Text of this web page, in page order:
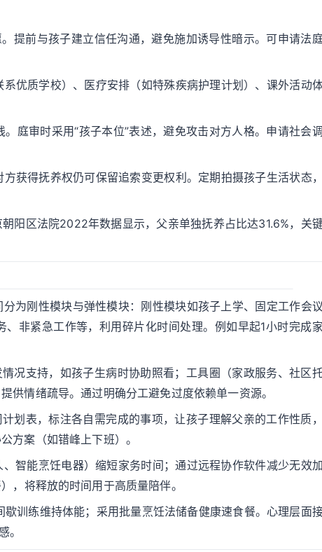
提前与孩子建立信任沟通，避免施加诱导性暗示。可申请法
优质学校）、医疗安排（如特殊疾病护理计划）、课外活动
庭审时采用“孩子本位”表述，避免攻击对方人格。申请社会调
获得抚养权仍可保留追索变更权利。定期拍摄孩子生活状态，
阳区法院2022年数据显示，父亲单独抚养占比达31.6%，关
为刚性模块与弹性模块：刚性模块如孩子上学、固定工作会议
非紧急工作等，利用碎片化时间处理。例如早起1小时完成家
况支持，如孩子生病时协助照看；工具圈（家政服务、社区
供情绪疏导。通过明确分工避免过度依赖单一资源。
划表，标注各自需完成的事项，让孩子理解父亲的工作性质，
方案（如错峰上下班）。
智能烹饪电器）缩短家务时间；通过远程协作软件减少无效加
），将释放的时间用于高质量陪伴。
训练维持体能；采用批量烹饪法储备健康速食餐。心理层面
。